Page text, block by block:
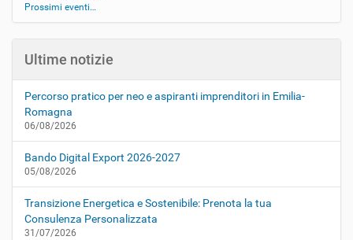
Prossimi eventi…
Ultime notizie
Percorso pratico per neo e aspiranti imprenditori in Emilia-
Romagna
06/08/2026
Bando Digital Export 2026-2027
05/08/2026
Transizione Energetica e Sostenibile: Prenota la tua
Consulenza Personalizzata
31/07/2026